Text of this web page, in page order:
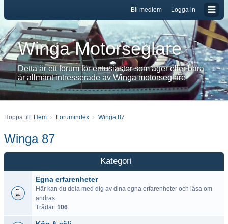
Logga in
Bli medlem
Winga Motorseglare
Detta är ett forum för entusiaster som äger eller bara
är allmänt intresserade av Winga motorseglare
Hoppa till: Hem Forumindex Winga 87
Winga 87
Kategori
Egna erfarenheter
Här kan du dela med dig av dina egna erfarenheter och läsa om
andras
Trådar: 106